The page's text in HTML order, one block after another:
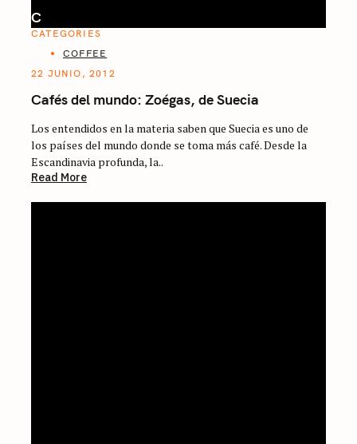
C
CATEGORIES
COFFEE
22 JUNIO, 2012
Cafés del mundo: Zoégas, de Suecia
Los entendidos en la materia saben que Suecia es uno de
los países del mundo donde se toma más café. Desde la
Escandinavia profunda, la..
Read More